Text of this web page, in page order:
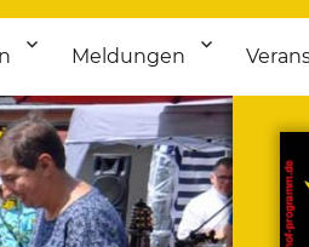
von Theater bis Flohmarkt.
Meldungen